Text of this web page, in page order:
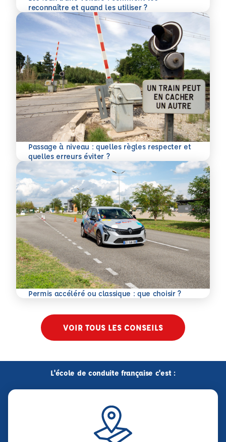
reconnaître et quand les utiliser ?
En savoir plus
Passage à niveau : quelles règles respecter et
quelles erreurs éviter ?
En savoir plus
Permis accéléré ou classique : que choisir ?
En savoir plus
VOIR TOUS LES CONSEILS
L'école de conduite française c'est :